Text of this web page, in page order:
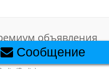
объявления
Сообщение